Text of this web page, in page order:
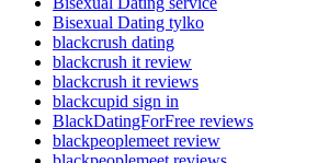
Bisexual Dating tylko
blackcrush dating
blackcrush it review
blackcrush it reviews
blackcupid sign in
BlackDatingForFree reviews
blackpeoplemeet review